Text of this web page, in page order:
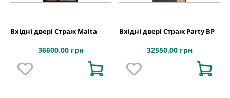
Вхідні двері Страж Malta
36600.00 грн
Вхідні двері Страж Party BP
32550.00 грн